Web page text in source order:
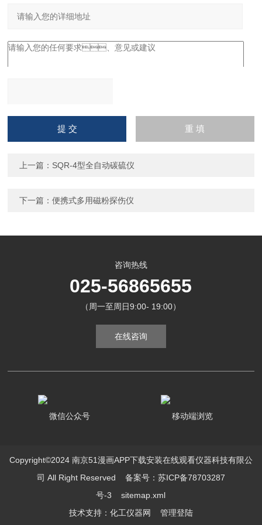
上一篇： SQR-4型全自动碳硫仪
下一篇：便携式多用磁粉探伤仪
咨询热线
025-56865655
（周一至周日9:00- 19:00）
在线咨询
微信公众号 移动端浏览
Copyright©2024 南京51漫画APP下载安装在线观看仪器科技有限公
司 All Right Reserved 备案号：苏ICP备78703287
号-3
sitemap.xml
技术支持： 化工仪器网 管理登陆